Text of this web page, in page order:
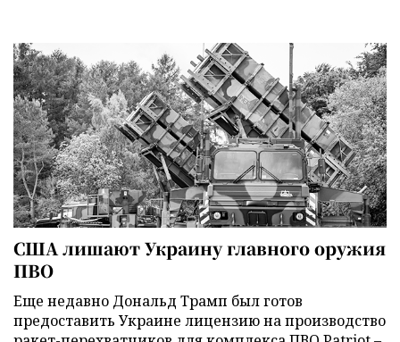
США лишают Украину главного оружия
ПВО
Еще недавно Дональд Трамп был готов
предоставить Украине лицензию на производство